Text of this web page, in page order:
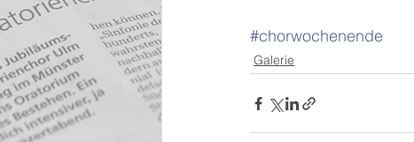
#chorwochenende
Galerie